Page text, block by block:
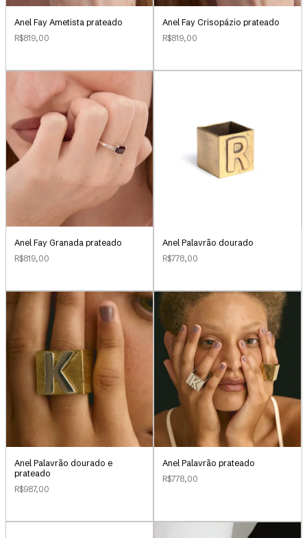
Anel Fay Ametista prateado
R$819,00
Anel Fay Crisopázio prateado
R$819,00
Anel Fay Granada prateado
R$819,00
Anel Palavrão dourado
R$778,00
Anel Palavrão dourado e
prateado
R$987,00
Anel Palavrão prateado
R$778,00